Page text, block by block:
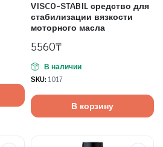
VISCO-STABIL средство для
стабилизации вязкости
моторного масла
5560₸
В наличии
SKU: 1017
В корзину